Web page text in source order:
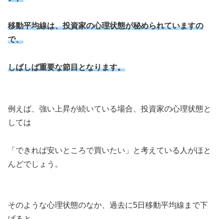
移動平均線は、投資家の心理状態が秘められていますの
で、
しばしば重要な節目となります。
例えば、強い上昇が続いている場合、投資家の心理状態と
しては
「できれば安いところで買いたい」と考えている人がほと
んどでしょう。
そのような心理状態のなか、過去に5日移動平均線まで下